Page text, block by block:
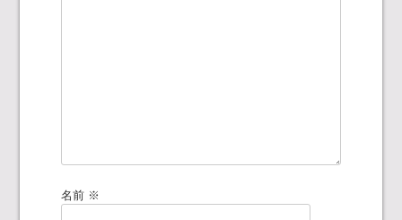
名前 ※